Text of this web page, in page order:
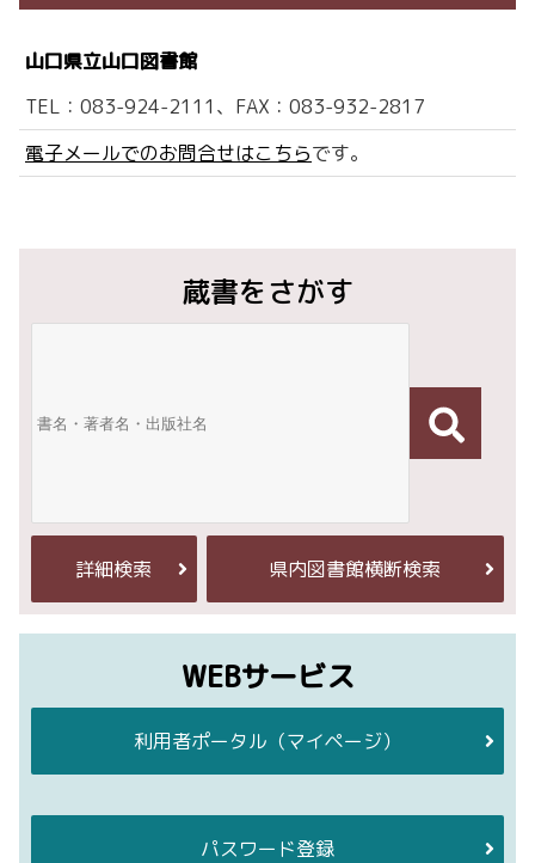
山口県立山口図書館
TEL：083-924-2111、FAX：083-932-2817
電子メールでのお問合せはこちらです。
蔵書をさがす
詳細検索 県内図書館横断検索
WEBサービス
利用者ポータル （マイページ）
パスワード登録